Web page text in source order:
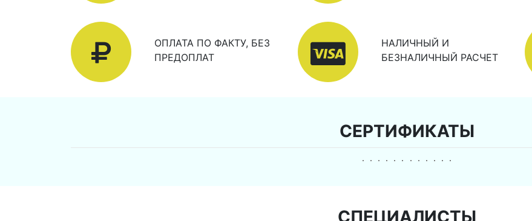
ОПЛАТА ПО ФАКТУ, БЕЗ
ПРЕДОПЛАТ
НАЛИЧНЫЙ И
БЕЗНАЛИЧНЫЙ РАСЧЕТ
СЕРТИФИКАТЫ
СПЕЦИАЛИСТЫ